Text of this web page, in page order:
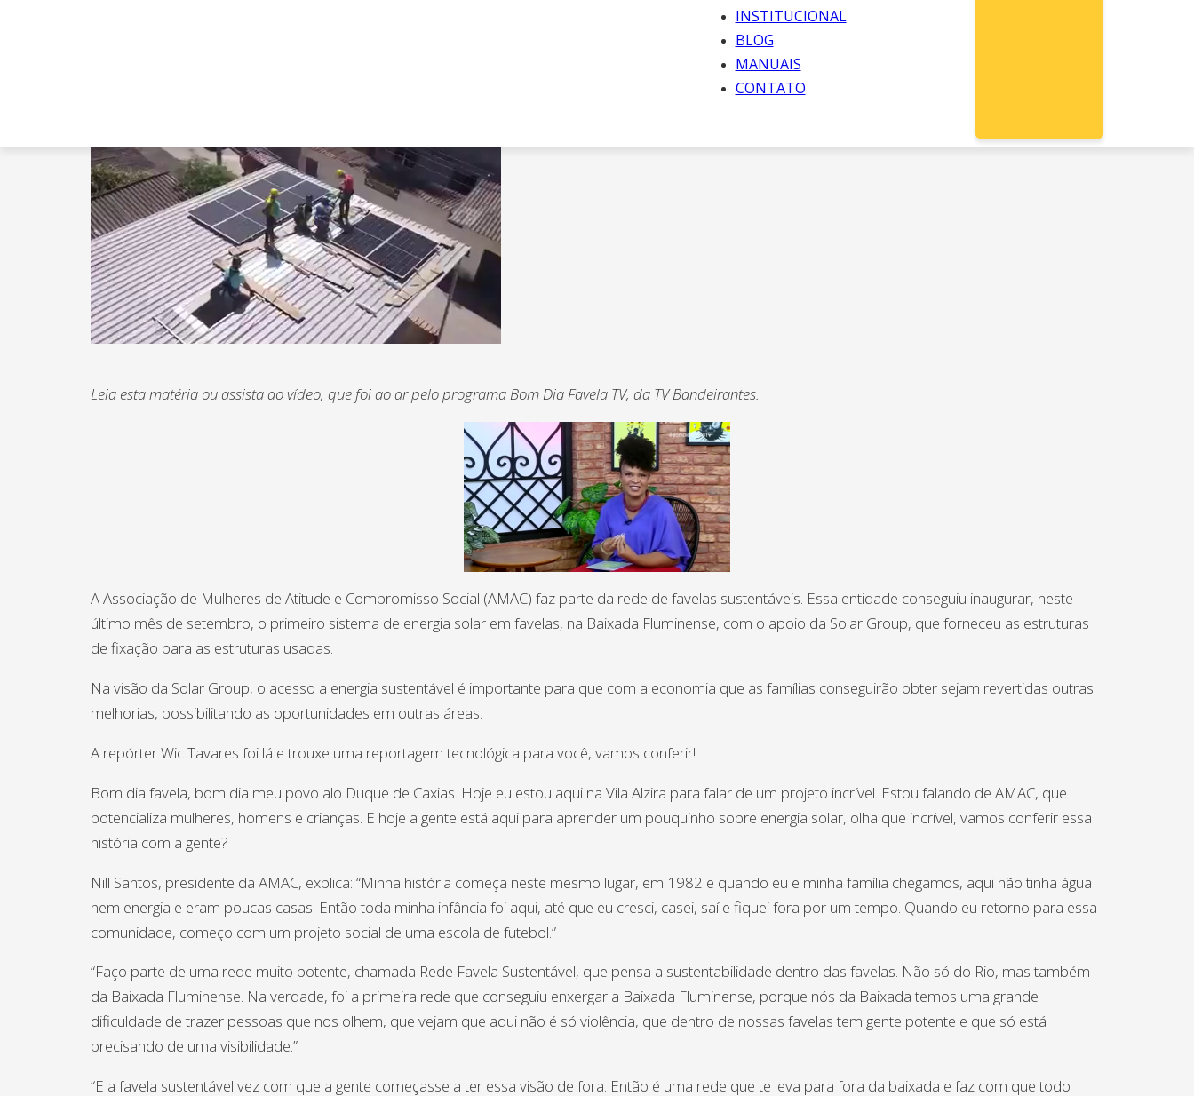
INSTITUCIONAL
BLOG
MANUAIS
CONTATO
Leia esta matéria ou assista ao vídeo, que foi ao ar pelo programa Bom Dia Favela TV, da TV Bandeirantes.
A Associação de Mulheres de Atitude e Compromisso Social (AMAC) faz parte da rede de favelas sustentáveis. Essa entidade conseguiu inaugurar, neste
último mês de setembro, o primeiro sistema de energia solar em favelas, na Baixada Fluminense, com o apoio da Solar Group, que forneceu as estruturas
de fixação para as estruturas usadas.
Na visão da Solar Group, o acesso a energia sustentável é importante para que com a economia que as famílias conseguirão obter sejam revertidas outras
melhorias, possibilitando as oportunidades em outras áreas.
A repórter Wic Tavares foi lá e trouxe uma reportagem tecnológica para você, vamos conferir!
Bom dia favela, bom dia meu povo alo Duque de Caxias. Hoje eu estou aqui na Vila Alzira para falar de um projeto incrível. Estou falando de AMAC, que
potencializa mulheres, homens e crianças. E hoje a gente está aqui para aprender um pouquinho sobre energia solar, olha que incrível, vamos conferir essa
história com a gente?
Nill Santos, presidente da AMAC, explica: “Minha história começa neste mesmo lugar, em 1982 e quando eu e minha família chegamos, aqui não tinha água
nem energia e eram poucas casas. Então toda minha infância foi aqui, até que eu cresci, casei, saí e fiquei fora por um tempo. Quando eu retorno para essa
comunidade, começo com um projeto social de uma escola de futebol.”
“Faço parte de uma rede muito potente, chamada Rede Favela Sustentável, que pensa a sustentabilidade dentro das favelas. Não só do Rio, mas também
da Baixada Fluminense. Na verdade, foi a primeira rede que conseguiu enxergar a Baixada Fluminense, porque nós da Baixada temos uma grande
dificuldade de trazer pessoas que nos olhem, que vejam que aqui não é só violência, que dentro de nossas favelas tem gente potente e que só está
precisando de uma visibilidade.”
“E a favela sustentável vez com que a gente começasse a ter essa visão de fora. Então é uma rede que te leva para fora da baixada e faz com que todo